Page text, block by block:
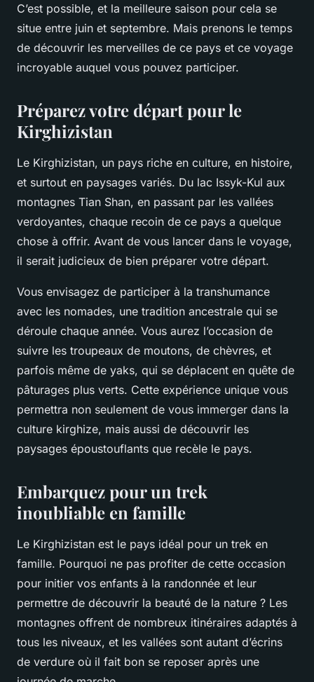
C’est possible, et la meilleure saison pour cela se
situe entre juin et septembre. Mais prenons le temps
de découvrir les merveilles de ce pays et ce voyage
incroyable auquel vous pouvez participer.
Préparez votre départ pour le
Kirghizistan
Le Kirghizistan, un pays riche en culture, en histoire,
et surtout en paysages variés. Du lac Issyk-Kul aux
montagnes Tian Shan, en passant par les vallées
verdoyantes, chaque recoin de ce pays a quelque
chose à offrir. Avant de vous lancer dans le voyage,
il serait judicieux de bien préparer votre départ.
Vous envisagez de participer à la transhumance
avec les nomades, une tradition ancestrale qui se
déroule chaque année. Vous aurez l’occasion de
suivre les troupeaux de moutons, de chèvres, et
parfois même de yaks, qui se déplacent en quête de
pâturages plus verts. Cette expérience unique vous
permettra non seulement de vous immerger dans la
culture kirghize, mais aussi de découvrir les
paysages époustouflants que recèle le pays.
Embarquez pour un trek
inoubliable en famille
Le Kirghizistan est le pays idéal pour un trek en
famille. Pourquoi ne pas profiter de cette occasion
pour initier vos enfants à la randonnée et leur
permettre de découvrir la beauté de la nature ? Les
montagnes offrent de nombreux itinéraires adaptés à
tous les niveaux, et les vallées sont autant d’écrins
de verdure où il fait bon se reposer après une